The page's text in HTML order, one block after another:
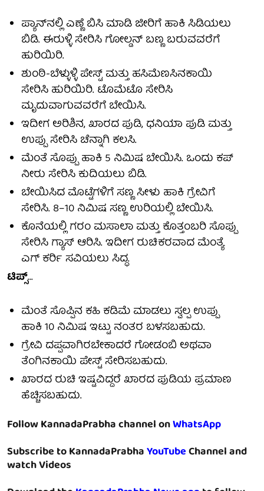
ಪ್ಯಾನ್‌ನಲ್ಲಿ ಎಣ್ಣೆ ಬಿಸಿ ಮಾಡಿ ಜೀರಿಗೆ ಹಾಕಿ ಸಿಡಿಯಲು
ಬಿಡಿ. ಈರುಳ್ಳಿ ಸೇರಿಸಿ ಗೋಲ್ಡನ್ ಬಣ್ಣ ಬರುವವರೆಗೆ
ಹುರಿಯಿರಿ.
ಶುಂಠಿ-ಬೆಳ್ಳುಳ್ಳಿ ಪೇಸ್ಟ್ ಮತ್ತು ಹಸಿಮೆಣಸಿನಕಾಯಿ
ಸೇರಿಸಿ ಹುರಿಯಿರಿ. ಟೊಮೆಟೊ ಸೇರಿಸಿ
ಮೃದುವಾಗುವವರೆಗೆ ಬೇಯಿಸಿ.
ಇದೀಗ ಅರಿಶಿನ, ಖಾರದ ಪುಡಿ, ಧನಿಯಾ ಪುಡಿ ಮತ್ತು
ಉಪ್ಪು ಸೇರಿಸಿ ಚೆನ್ನಾಗಿ ಕಲಸಿ.
ಮೆಂತೆ ಸೊಪ್ಪು ಹಾಕಿ 5 ನಿಮಿಷ ಬೇಯಿಸಿ. ಒಂದು ಕಪ್
ನೀರು ಸೇರಿಸಿ ಕುದಿಯಲು ಬಿಡಿ.
ಬೇಯಿಸಿದ ಮೊಟ್ಟೆಗಳಿಗೆ ಸಣ್ಣ ಸೀಳು ಹಾಕಿ ಗ್ರೇವಿಗೆ
ಸೇರಿಸಿ. 8–10 ನಿಮಿಷ ಸಣ್ಣ ಉರಿಯಲ್ಲಿ ಬೇಯಿಸಿ.
ಕೊನೆಯಲ್ಲಿ ಗರಂ ಮಸಾಲಾ ಮತ್ತು ಕೊತ್ತಂಬರಿ ಸೊಪ್ಪು
ಸೇರಿಸಿ ಗ್ಯಾಸ್ ಆರಿಸಿ. ಇದೀಗ ರುಚಿಕರವಾದ ಮೆಂತ್ಯೆ
ಎಗ್ ಕರ್ರಿ ಸವಿಯಲು ಸಿದ್ಧ.
ಟಿಪ್ಸ್...
ಮೆಂತೆ ಸೊಪ್ಪಿನ ಕಹಿ ಕಡಿಮೆ ಮಾಡಲು ಸ್ವಲ್ಪ ಉಪ್ಪು
ಹಾಕಿ 10 ನಿಮಿಷ ಇಟ್ಟು ನಂತರ ಬಳಸಬಹುದು.
ಗ್ರೇವಿ ದಪ್ಪವಾಗಿರಬೇಕಾದರೆ ಗೋಡಂಬಿ ಅಥವಾ
ತೆಂಗಿನಕಾಯಿ ಪೇಸ್ಟ್ ಸೇರಿಸಬಹುದು.
ಖಾರದ ರುಚಿ ಇಷ್ಟವಿದ್ದರೆ ಖಾರದ ಪುಡಿಯ ಪ್ರಮಾಣ
ಹೆಚ್ಚಿಸಬಹುದು.
Follow KannadaPrabha channel onWhatsApp
Subscribe to KannadaPrabhaYouTubeChannel and
watch Videos